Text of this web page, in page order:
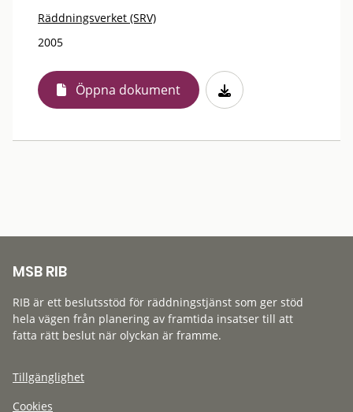
Räddningsverket (SRV)
2005
Öppna dokument
MSB RIB
RIB är ett beslutsstöd för räddningstjänst som ger stöd
hela vägen från planering av framtida insatser till att
fatta rätt beslut när olyckan är framme.
Tillgänglighet
Cookies